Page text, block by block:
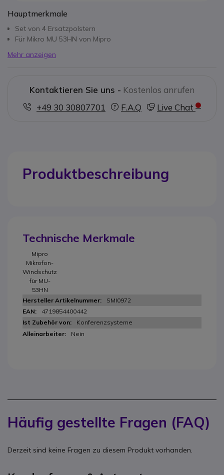
Hauptmerkmale
Set von 4 Ersatzpolstern
Für Mikro MU 53HN von Mipro
Mehr anzeigen
Kontaktieren Sie uns - Kostenlos anrufen
+49 30 30807701
F.A.Q Live Chat
Produktbeschreibung
Technische Merkmale
Mipro
Mikrofon-
Windschutz
für MU-
53HN
SMI0972
4719854400442
Konferenzsysteme
Nein
Häufig gestellte Fragen (FAQ)
Derzeit sind keine Fragen zu diesem Produkt vorhanden.